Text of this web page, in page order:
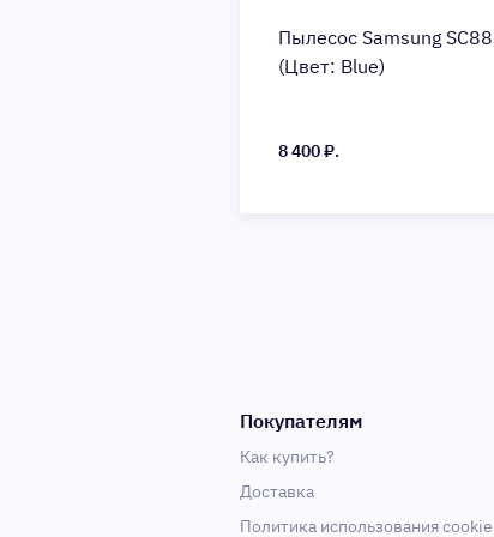
Пылесос Samsung
(Цвет: Blue)
8 400 ₽.
Покупателям
Как купить?
Доставка
Политика использования cookie